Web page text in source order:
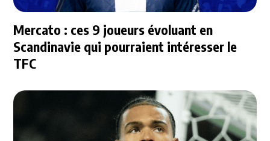
Mercato : ces 9 joueurs évoluant en
Scandinavie qui pourraient intéresser le
TFC